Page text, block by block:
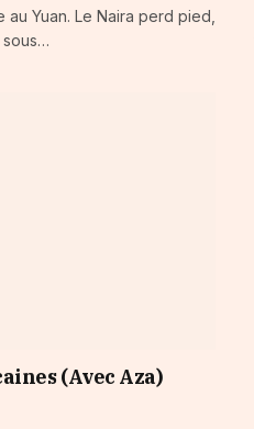
Yuan. Le Naira perd pied,
sous…
(Avec Aza)